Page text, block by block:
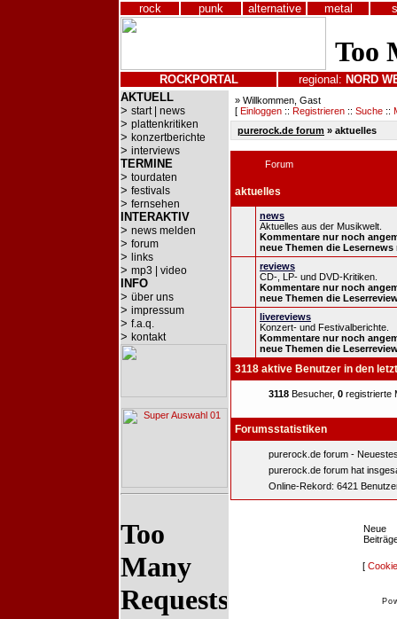
rock punk alternative metal
ROCKPORTAL regional: NORD
AKTUELL
> start | news
> plattenkritiken
> konzertberichte
> interviews
TERMINE
> tourdaten
> festivals
> fernsehen
INTERAKTIV
> news melden
> forum
> links
> mp3 | video
INFO
> über uns
> impressum
> f.a.q.
> kontakt
» Willkommen, Gast
[ Einloggen :: Registrieren :: Suche ::
purerock.de forum » aktuelles
Forum
aktuelles
news
Aktuelles aus der Musikwelt.
Kommentare nur noch
neue Themen die Lesernews
reviews
CD-, LP- und DVD-Kritiken.
Kommentare nur noch
neue Themen die
livereviews
Konzert- und Festivalberichte.
Kommentare nur noch
neue Themen die
3118 aktive Benutzer in den
3118 Besucher, 0 registrierte
Forumsstatistiken
purerock.de forum -
purerock.de forum hat
Online-Rekord: 6421
Neue
[